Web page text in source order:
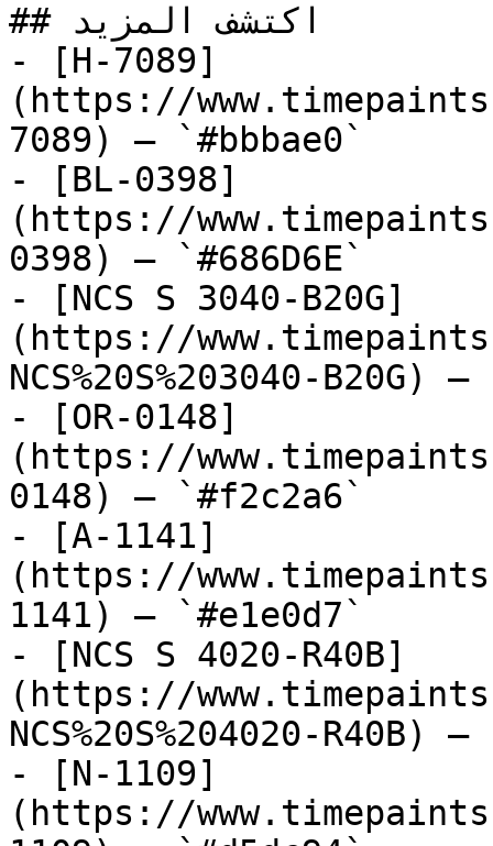
## اكتشف المزيد
- [H-7089]
(https://
7089) — `#bbbae0`
- [BL-0398]
(https://
0398) — `#686D6E`
- [NCS S 3040-B20G]
(https://
NCS%20S%203040-B20G)
- [OR-0148]
(https://
0148) — `#f2c2a6`
- [A-1141]
(https://
1141) — `#e1e0d7`
- [NCS S 4020-R40B]
(https://
NCS%20S%204020-R40B)
- [N-1109]
(https://